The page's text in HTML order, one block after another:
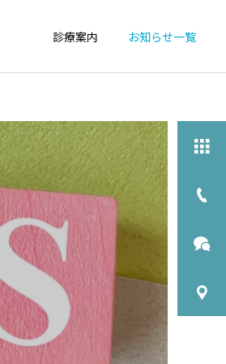
診療案内 お知らせ一覧
詳細を見る
栄養相談
物忘れ外来